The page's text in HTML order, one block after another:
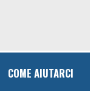
COME AIUTARCI